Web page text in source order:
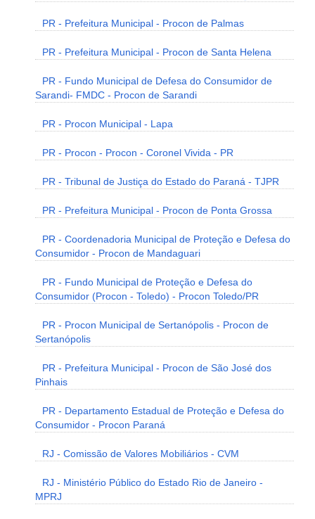
PR - Prefeitura Municipal - Procon de Palmas
PR - Prefeitura Municipal - Procon de Santa Helena
PR - Fundo Municipal de Defesa do Consumidor de
Sarandi- FMDC - Procon de Sarandi
PR - Procon Municipal - Lapa
PR - Procon - Procon - Coronel Vivida - PR
PR - Tribunal de Justiça do Estado do Paraná - TJPR
PR - Prefeitura Municipal - Procon de Ponta Grossa
PR - Coordenadoria Municipal de Proteção e Defesa do
Consumidor - Procon de Mandaguari
PR - Fundo Municipal de Proteção e Defesa do
Consumidor (Procon - Toledo) - Procon Toledo/PR
PR - Procon Municipal de Sertanópolis - Procon de
Sertanópolis
PR - Prefeitura Municipal - Procon de São José dos
Pinhais
PR - Departamento Estadual de Proteção e Defesa do
Consumidor - Procon Paraná
RJ - Comissão de Valores Mobiliários - CVM
RJ - Ministério Público do Estado Rio de Janeiro -
MPRJ